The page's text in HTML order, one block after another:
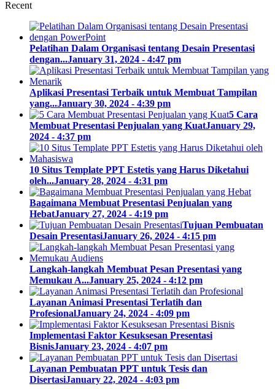
Recent
Pelatihan Dalam Organisasi tentang Desain Presentasi
dengan...January 31, 2024 - 4:47 pm
Aplikasi Presentasi Terbaik untuk Membuat Tampilan
yang...January 30, 2024 - 4:39 pm
5 Cara
Membuat Presentasi Penjualan yang KuatJanuary 29,
2024 - 4:37 pm
10 Situs Template PPT Estetis yang Harus Diketahui
oleh...January 28, 2024 - 4:31 pm
Bagaimana Membuat Presentasi Penjualan yang
HebatJanuary 27, 2024 - 4:19 pm
Tujuan Pembuatan
Desain PresentasiJanuary 26, 2024 - 4:15 pm
Langkah-langkah Membuat Pesan Presentasi yang
Memukau A...January 25, 2024 - 4:12 pm
Layanan Animasi Presentasi Terlatih dan
ProfesionalJanuary 24, 2024 - 4:09 pm
Implementasi Faktor Kesuksesan Presentasi
BisnisJanuary 23, 2024 - 4:07 pm
Layanan Pembuatan PPT untuk Tesis dan
DisertasiJanuary 22, 2024 - 4:03 pm